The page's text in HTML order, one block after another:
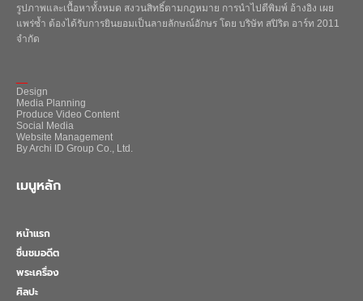
รูปภาพและเนื้อหาทั้งหมด สงวนสิทธิ์ตามกฎหมาย การนำไปตีพิมพ์ อ้างอิง เผย
แพร่ซ้ำ ต้องได้รับการยินยอมเป็นลายลักษณ์อักษร โดย บริษัท สปิริต อาร์ท 2011
จำกัด
Design
Media Planning
Produce Video Content
Social Media
Website Management
By Archi ID Group Co., Ltd.
เมนูหลัก
หน้าแรก
ชื่นชมอดีต
พระเครื่อง
ศิลปะ